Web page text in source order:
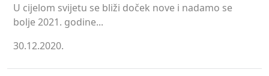
U cijelom svijetu se bliži doček nove i nadamo se
bolje 2021. godine...
30.12.2020.